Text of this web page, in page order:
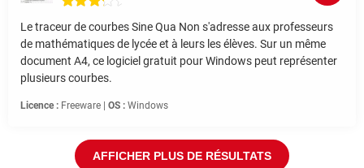
Le traceur de courbes Sine Qua Non s'adresse aux professeurs
de mathématiques de lycée et à leurs les élèves. Sur un même
document A4, ce logiciel gratuit pour Windows peut représenter
plusieurs courbes.
Licence : Freeware | OS : Windows
AFFICHER PLUS DE RÉSULTATS